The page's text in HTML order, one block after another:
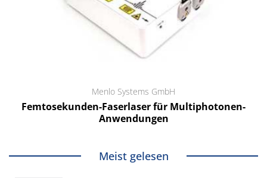
Menlo Systems GmbH
Femtosekunden-Faserlaser für Multiphotonen-
Anwendungen
Meist gelesen